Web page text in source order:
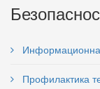
Профилактика